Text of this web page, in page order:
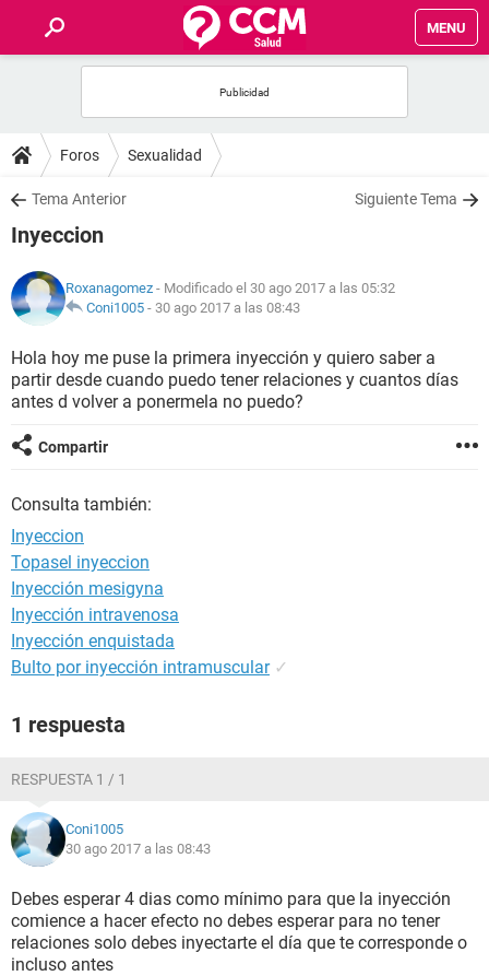
MENU
FOROS
SALUD
FAMILIA
NUTRICIÓN
BIENESTAR
Foros Sexualidad
Tema Anterior Siguiente Tema
Inyeccion
Roxanagomez - Modificado el 30 ago 2017 a las 05:32
Coni1005 - 30 ago 2017 a las 08:43
Hola hoy me puse la primera inyección y quiero saber a
partir desde cuando puedo tener relaciones y cuantos días
antes d volver a ponermela no puedo?
Compartir
Consulta también:
Inyeccion
Topasel inyeccion
Inyección mesigyna
Inyección intravenosa
Inyección enquistada
Bulto por inyección intramuscular ✓
1 respuesta
RESPUESTA 1 / 1
Coni1005
30 ago 2017 a las 08:43
Debes esperar 4 dias como mínimo para que la inyección
comience a hacer efecto no debes esperar para no tener
relaciones solo debes inyectarte el día que te corresponde o
incluso antes